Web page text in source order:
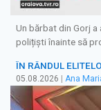
Un bărbat din Gorj
polițiști înainte să
ÎN RÂNDUL
05.08.2026 Ana